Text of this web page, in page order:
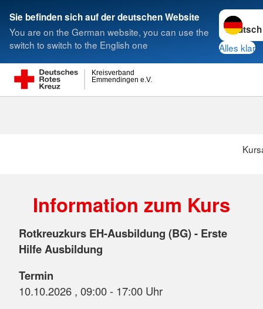
Sie befinden sich auf der deutschen Website
You are on the German website, you can use the
switch to switch to the English one
Sprache
Alles klar
Emmendingen e.V.
Kreisverband
Suche
Information zum Kurs
Rotkreuzkurs EH-Ausbildung (BG) - Erste
Hilfe Ausbildung
Termin
10.10.2026 , 09:00 - 17:00 Uhr